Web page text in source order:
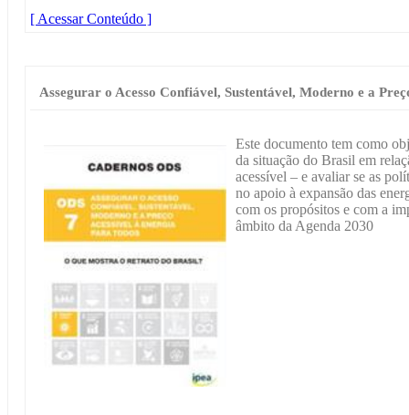
[ Acessar Conteúdo ]
Assegurar o Acesso Confiável, Sustentável, Moderno e a
Este documento tem como
da situação do Brasil em
acessível – e avaliar se as
no apoio à expansão das
com os propósitos e com a
âmbito da Agenda 2030